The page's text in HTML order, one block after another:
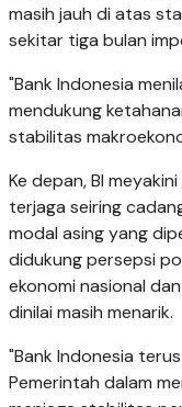
masih jauh di atas
sekitar tiga bulan
"Bank Indonesia
mendukung
stabilitas
Ke depan, BI
terjaga seiring
modal asing yang
didukung persepsi
ekonomi nasional
dinilai masih menarik.
"Bank Indonesia
Pemerintah dalam